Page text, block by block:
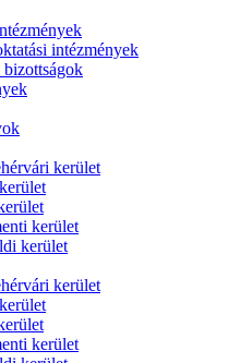
intézmények
bizottságok
kerület
kerület
kerület
kerület
kerület